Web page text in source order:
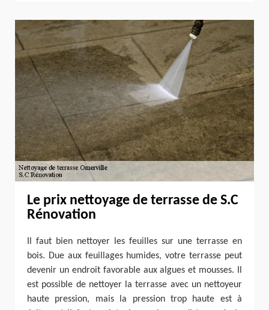
Le prix nettoyage de terrasse de S.C
Rénovation
Il faut bien nettoyer les feuilles sur une terrasse en
bois. Due aux feuillages humides, votre terrasse peut
devenir un endroit favorable aux algues et mousses. Il
est possible de nettoyer la terrasse avec un nettoyeur
haute pression, mais la pression trop haute est à